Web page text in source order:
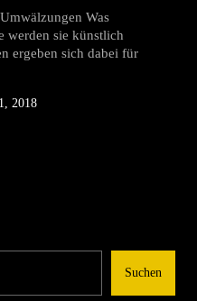
Was
werden sie künstlich
ergeben sich dabei für
2018
Suchen